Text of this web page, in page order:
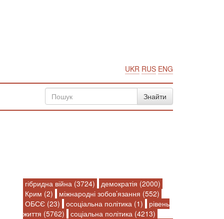
UKR RUS ENG
гібридна війна (3724)
демократія (2000)
Крим (2)
міжнародні зобов’язання (552)
ОБСЄ (23)
осоціальна політика (1)
рівень
життя (5762)
соціальна політика (4213)